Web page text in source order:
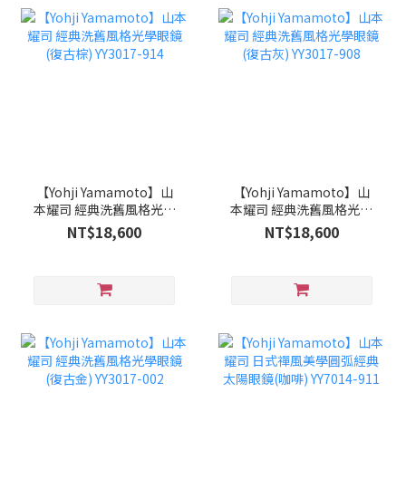
【Yohji Yamamoto】山
本耀司 經典洗舊風格光學
眼鏡(復古棕) YY3017-914
NT$18,600
【Yohji Yamamoto】山
本耀司 經典洗舊風格光學
眼鏡(復古灰) YY3017-908
NT$18,600